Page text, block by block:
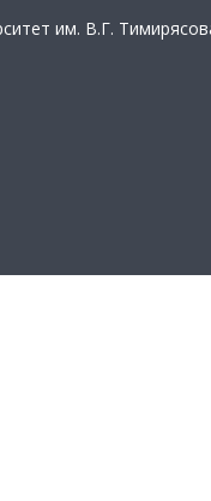
им. В.Г.